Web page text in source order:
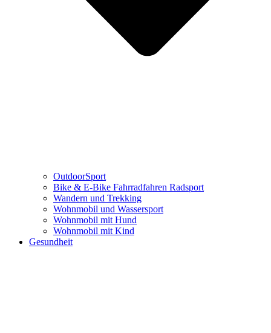
OutdoorSport
Bike & E-Bike Fahrradfahren Radsport
Wandern und Trekking
Wohnmobil und Wassersport
Wohnmobil mit Hund
Wohnmobil mit Kind
Gesundheit